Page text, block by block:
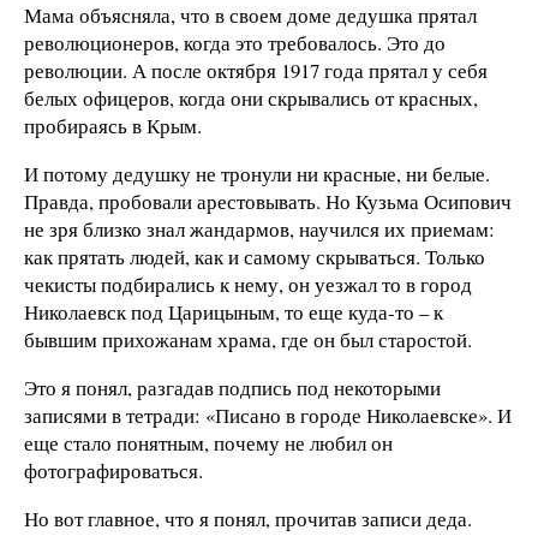
Мама объясняла, что в своем доме дедушка прятал
революционеров, когда это требовалось. Это до
революции. А после октября 1917 года прятал у себя
белых офицеров, когда они скрывались от красных,
пробираясь в Крым.
И потому дедушку не тронули ни красные, ни белые.
Правда, пробовали арестовывать. Но Кузьма Осипович
не зря близко знал жандармов, научился их приемам:
как прятать людей, как и самому скрываться. Только
чекисты подбирались к нему, он уезжал то в город
Николаевск под Царицыным, то еще куда-то – к
бывшим прихожанам храма, где он был старостой.
Это я понял, разгадав подпись под некоторыми
записями в тетради: «Писано в городе Николаевске». И
еще стало понятным, почему не любил он
фотографироваться.
Но вот главное, что я понял, прочитав записи деда.